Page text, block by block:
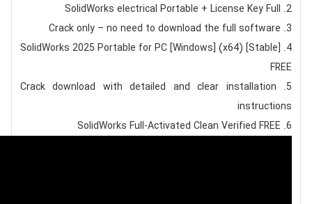
SolidWorks electrical Portable + License Key Full
Crack only – no need to download the full software
SolidWorks 2025 Portable for PC [Windows] (x64) [Stable]
FREE
Crack download with detailed and clear installation
instructions
SolidWorks Full-Activated Clean Verified FREE